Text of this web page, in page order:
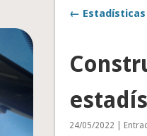
← Estadísticas
24/05/2022 |